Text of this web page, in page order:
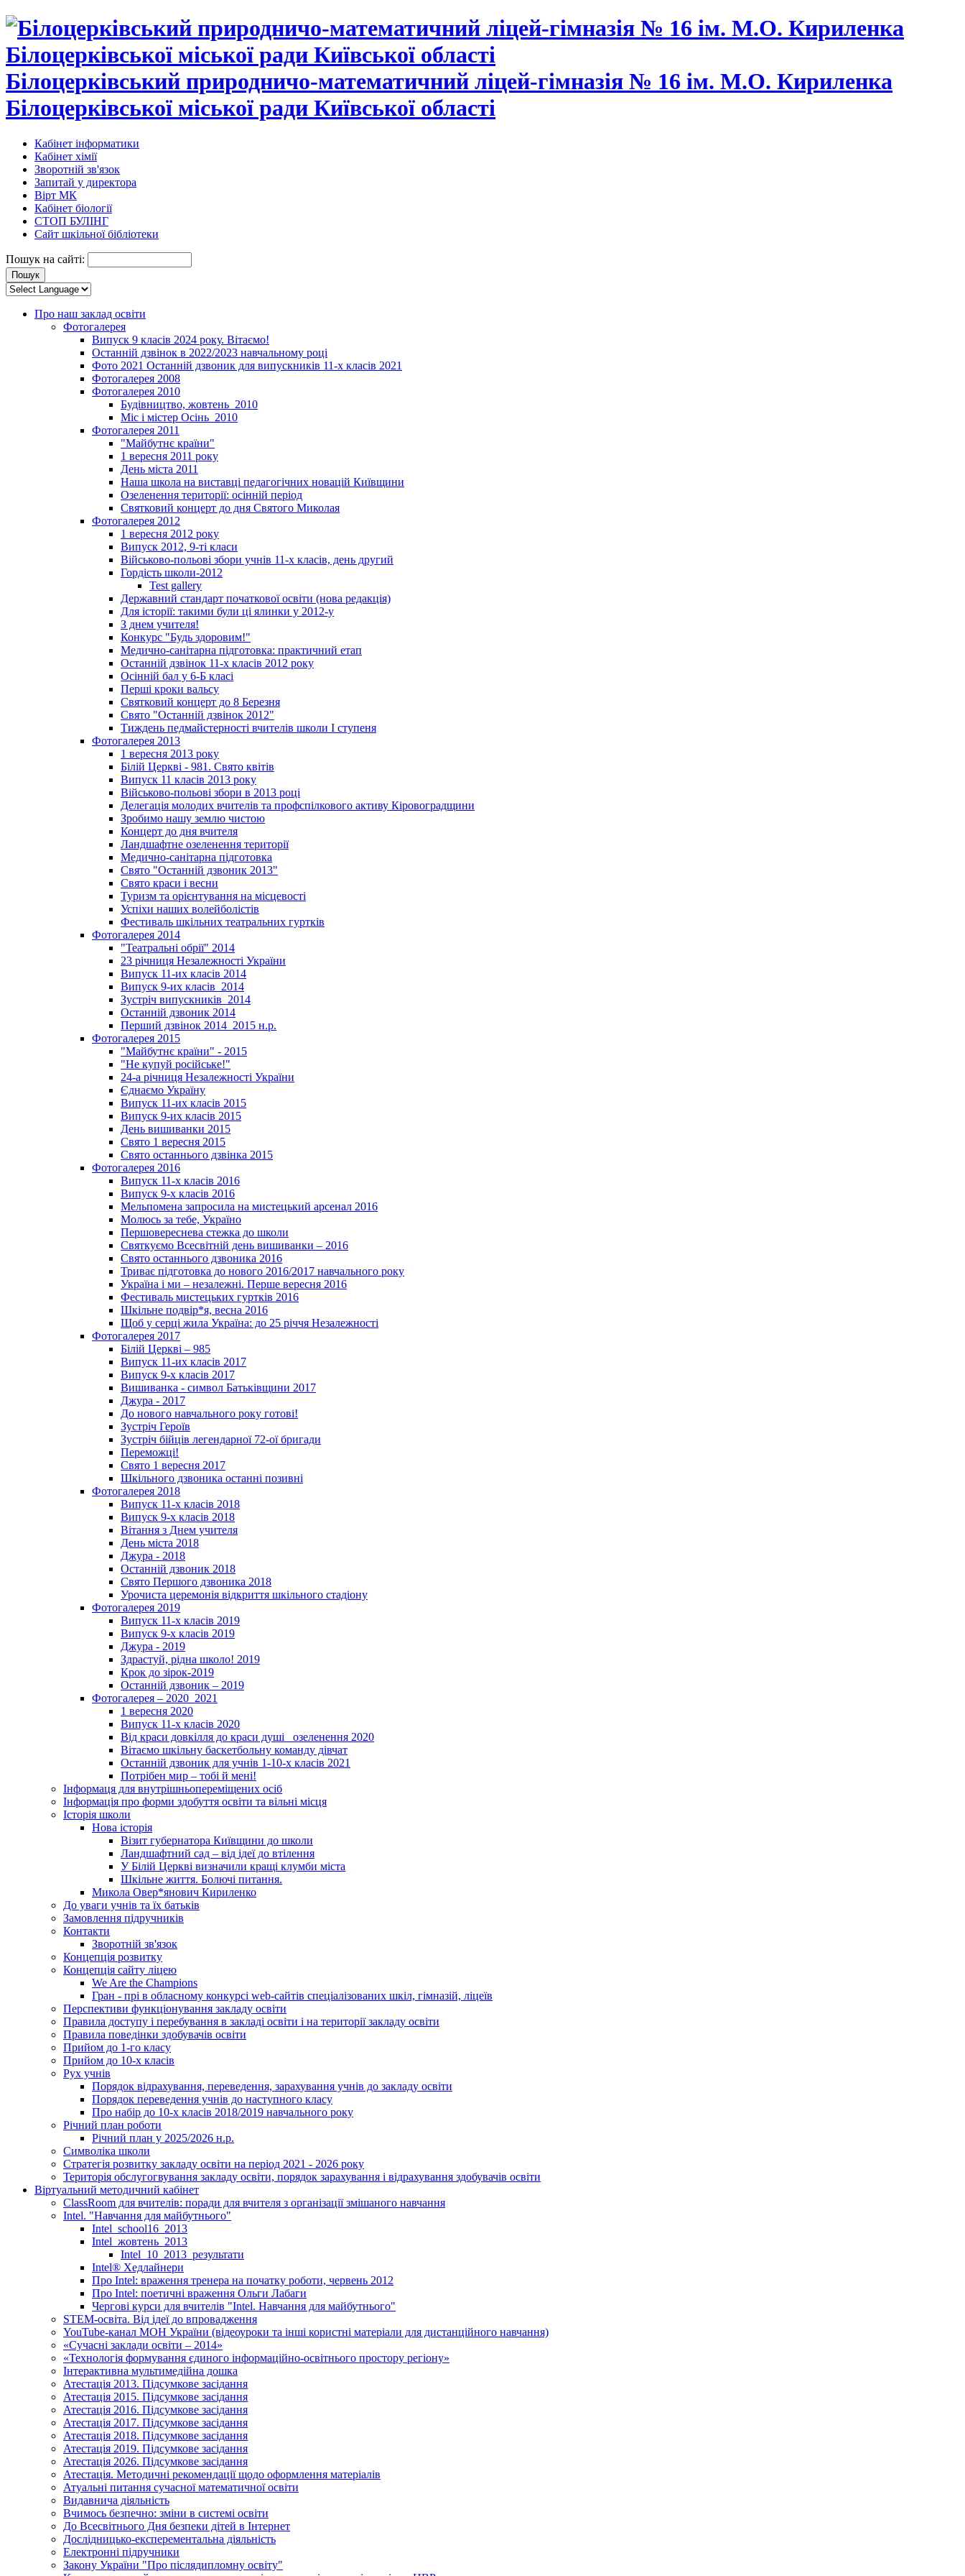
Білоцерківський природничо-математичний ліцей-гімназія № 16 ім. М.О. Кириленка
Білоцерківської міської ради Київської області
Кабінет інформатики
Кабінет хімії
Зворотній зв'язок
Запитай у директора
Вірт МК
Кабінет біології
СТОП БУЛІНГ
Сайт шкільної бібліотеки
Пошук на сайті:
Про наш заклад освіти
Фотогалерея
Випуск 9 класів 2024 року. Вітаємо!
Останній дзвінок в 2022/2023 навчальному році
Фото 2021 Останній дзвоник для випускників 11-х класів 2021
Фотогалерея 2008
Фотогалерея 2010
Будівництво, жовтень_2010
Міс і містер Осінь_2010
Фотогалерея 2011
"Майбутнє країни"
1 вересня 2011 року
День міста 2011
Наша школа на виставці педагогічних новацій Київщини
Озеленення території: осінній період
Святковий концерт до дня Святого Миколая
Фотогалерея 2012
1 вересня 2012 року
Випуск 2012, 9-ті класи
Військово-польові збори учнів 11-х класів, день другий
Гордість школи-2012
Test gallery
Державний стандарт початкової освіти (нова редакція)
Для історії: такими були ці ялинки у 2012-у
З днем учителя!
Конкурс "Будь здоровим!"
Медично-санітарна підготовка: практичний етап
Останній дзвінок 11-х класів 2012 року
Осінній бал у 6-Б класі
Перші кроки вальсу
Святковий концерт до 8 Березня
Свято "Останній дзвінок 2012"
Тиждень педмайстерності вчителів школи І ступеня
Фотогалерея 2013
1 вересня 2013 року
Білій Церкві - 981. Свято квітів
Випуск 11 класів 2013 року
Військово-польові збори в 2013 році
Делегація молодих вчителів та профспілкового активу Кіровоградщини
Зробимо нашу землю чистою
Концерт до дня вчителя
Ландшафтне озеленення території
Медично-санітарна підготовка
Свято "Останній дзвоник 2013"
Свято краси і весни
Туризм та орієнтування на місцевості
Успіхи наших волейболістів
Фестиваль шкільних театральних гуртків
Фотогалерея 2014
"Театральні обрії" 2014
23 річниця Незалежності України
Випуск 11-их класів 2014
Випуск 9-их класів_2014
Зустріч випускників_2014
Останній дзвоник 2014
Перший дзвінок 2014_2015 н.р.
Фотогалерея 2015
"Майбутнє країни" - 2015
"Не купуй російське!"
24-а річниця Незалежності України
Єднаємо Україну
Випуск 11-их класів 2015
Випуск 9-их класів 2015
День вишиванки 2015
Свято 1 вересня 2015
Свято останнього дзвінка 2015
Фотогалерея 2016
Випуск 11-х класів 2016
Випуск 9-х класів 2016
Мельпомена запросила на мистецький арсенал 2016
Молюсь за тебе, Україно
Першовереснева стежка до школи
Святкуємо Всесвітній день вишиванки – 2016
Свято останнього дзвоника 2016
Триває підготовка до нового 2016/2017 навчального року
Україна і ми – незалежні. Перше вересня 2016
Фестиваль мистецьких гуртків 2016
Шкільне подвір*я, весна 2016
Щоб у серці жила Україна: до 25­ річчя Незалежності
Фотогалерея 2017
Білій Церкві – 985
Випуск 11-их класів 2017
Випуск 9-х класів 2017
Вишиванка - символ Батьківщини 2017
Джура - 2017
До нового навчального року готові!
Зустріч Героїв
Зустріч бійців легендарної 72-ої бригади
Переможці!
Свято 1 вересня 2017
Шкільного дзвоника останні позивні
Фотогалерея 2018
Випуск 11-х класів 2018
Випуск 9-х класів 2018
Вітання з Днем учителя
День міста 2018
Джура - 2018
Останній дзвоник 2018
Свято Першого дзвоника 2018
Урочиста церемонія відкриття шкільного стадіону
Фотогалерея 2019
Випуск 11-х класів 2019
Випуск 9-х класів 2019
Джура - 2019
Здрастуй, рідна школо! 2019
Крок до зірок-2019
Останній дзвоник – 2019
Фотогалерея – 2020_2021
1 вересня 2020
Випуск 11-х класів 2020
Від краси довкілля до краси душі _озеленення 2020
Вітаємо шкільну баскетбольну команду дівчат
Останній дзвоник для учнів 1-10-х класів 2021
Потрібен мир – тобі й мені!
Інформаця для внутрішньопереміщених осіб
Інформація про форми здобуття освіти та вільні місця
Історія школи
Нова історія
Візит губернатора Київщини до школи
Ландшафтний сад – від ідеї до втілення
У Білій Церкві визначили кращі клумби міста
Шкільне життя. Болючі питання.
Микола Овер*янович Кириленко
До уваги учнів та їх батьків
Замовлення підручників
Контакти
Зворотній зв'язок
Концепція розвитку
Концепція сайту ліцею
We Are the Champions
Гран - прі в обласному конкурсі web-сайтів спеціалізованих шкіл, гімназій, ліцеїв
Перспективи функціонування закладу освіти
Правила доступу і перебування в закладі освіти і на території закладу освіти
Правила поведінки здобувачів освіти
Прийом до 1-го класу
Прийом до 10-х класів
Рух учнів
Порядок відрахування, переведення, зарахування учнів до закладу освіти
Порядок переведення учнів до наступного класу
Про набір до 10-х класів 2018/2019 навчального року
Річний план роботи
Річний план у 2025/2026 н.р.
Символіка школи
Стратегія розвитку закладу освіти на період 2021 - 2026 року
Територія обслугогвування закладу освіти, порядок зарахування і відрахування здобувачів освіти
Віртуальний методичний кабінет
ClassRoom для вчителів: поради для вчителя з організації змішаного навчання
Intel. "Навчання для майбутнього"
Intel_school16_2013
Intel_жовтень_2013
Intel_10_2013_результати
Іntel® Хедлайнери
Про Intel: враження тренера на початку роботи, червень 2012
Про Intel: поетичні враження Ольги Лабаги
Чергові курси для вчителів "Intel. Навчання для майбутнього"
STEM-освіта. Від ідеї до впровадження
YouTube-канал МОН України (відеоуроки та інші користні матеріали для дистанційного навчання)
«Сучасні заклади освіти – 2014»
«Технологія формування єдиного інформаційно-освітнього простору регіону»
Інтерактивна мультимедійна дошка
Атестація 2013. Підсумкове засідання
Атестація 2015. Підсумкове засідання
Атестація 2016. Підсумкове засідання
Атестація 2017. Підсумкове засідання
Атестація 2018. Підсумкове засідання
Атестація 2019. Підсумкове засідання
Атестація 2026. Підсумкове засідання
Атестація. Методичні рекомендації щодо оформлення матеріалів
Атуальні питання сучасної математичної освіти
Видавнича діяльність
Вчимось безпечно: зміни в системі освіти
До Всесвітнього Дня безпеки дітей в Інтернет
Дослідницько-експерементальна діяльність
Електронні підручники
Закону України "Про післядипломну освіту"